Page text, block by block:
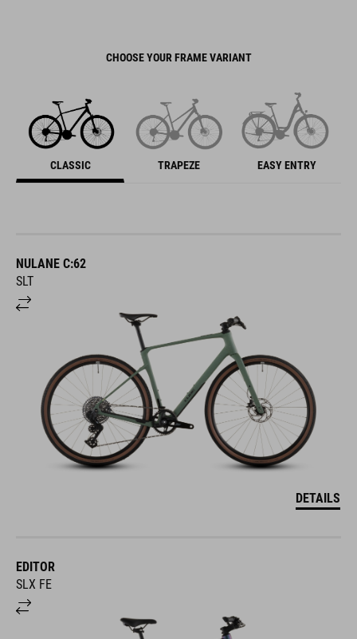
CHOOSE YOUR FRAME VARIANT
CLASSIC TRAPEZE EASY ENTRY
NULANE C:62
SLT
DETAILS
EDITOR
SLX FE